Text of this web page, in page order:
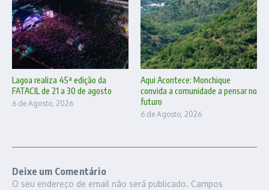
Lagoa realiza 45ª edição da
FATACIL de 21 a 30 de agosto
6 de Agosto, 2026
Aqui Acontece: Monchique
convida a comunidade a pensar no
futuro
6 de Agosto, 2026
Deixe um Comentário
O seu endereço de email não será publicado. Campos